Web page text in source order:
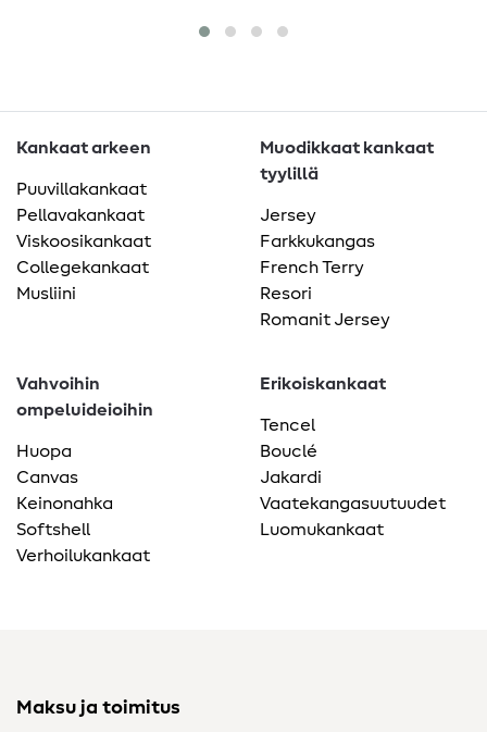
Kankaat arkeen
Puuvillakankaat
Pellavakankaat
Viskoosikankaat
Collegekankaat
Musliini
Muodikkaat kankaat
tyylillä
Jersey
Farkkukangas
French Terry
Resori
Romanit Jersey
Vahvoihin
ompeluideioihin
Huopa
Canvas
Keinonahka
Softshell
Verhoilukankaat
Erikoiskankaat
Tencel
Bouclé
Jakardi
Vaatekangasuutuudet
Luomukankaat
Maksu ja toimitus